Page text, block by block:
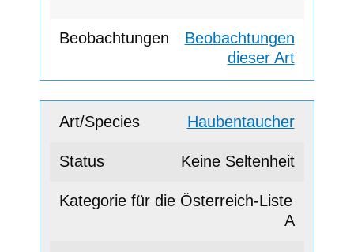
Beobachtungen
dieser Art
Haubentaucher
Keine Seltenheit
A